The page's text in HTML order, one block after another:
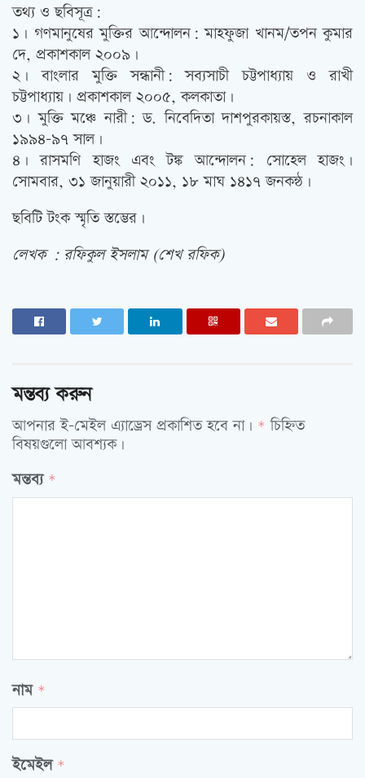
তথ্য ও ছবিসূত্র:
১। গণমানুষের মুক্তির আন্দোলন: মাহফুজা খানম/তপন কুমার
দে, প্রকাশকাল ২০০৯।
২। বাংলার মুক্তি সন্ধানী: সব্যসাচী চট্টপাধ্যায় ও রাখী
চট্টপাধ্যায়। প্রকাশকাল ২০০৫, কলকাতা।
৩। মুক্তি মঞ্চে নারী: ড. নিবেদিতা দাশপুরকায়স্ত, রচনাকাল
১৯৯৪-৯৭ সাল।
৪। রাসমণি হাজং এবং টঙ্ক আন্দোলন: সোহেল হাজং।
সোমবার, ৩১ জানুয়ারী ২০১১, ১৮ মাঘ ১৪১৭ জনকন্ঠ।
ছবিটি টংক স্মৃতি স্তম্ভের।
লেখক : রফিকুল ইসলাম (শেখ রফিক)
মন্তব্য করুন
আপনার ই-মেইল এ্যাড্রেস প্রকাশিত হবে না। * চিহ্নিত
বিষয়গুলো আবশ্যক।
মন্তব্য *
নাম *
ইমেইল *